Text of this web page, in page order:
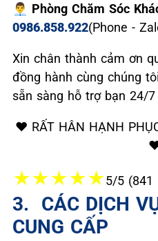
👨‍💼 Phòng Chăm Sóc
0986.858.922(Phone -
Xin chân thành cảm ơn
đồng hành cùng chúng
sẵn sàng hỗ trợ bạn 24/
❤️ RẤT HÂN HẠNH
★★★★★5/5 (841
3. ️ CÁC DỊCH
CUNG CẤP